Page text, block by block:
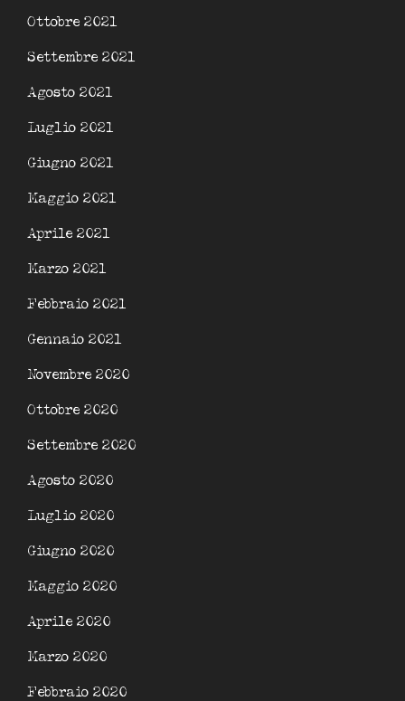
Ottobre 2021
Settembre 2021
Agosto 2021
Luglio 2021
Giugno 2021
Maggio 2021
Aprile 2021
Marzo 2021
Febbraio 2021
Gennaio 2021
Novembre 2020
Ottobre 2020
Settembre 2020
Agosto 2020
Luglio 2020
Giugno 2020
Maggio 2020
Aprile 2020
Marzo 2020
Febbraio 2020